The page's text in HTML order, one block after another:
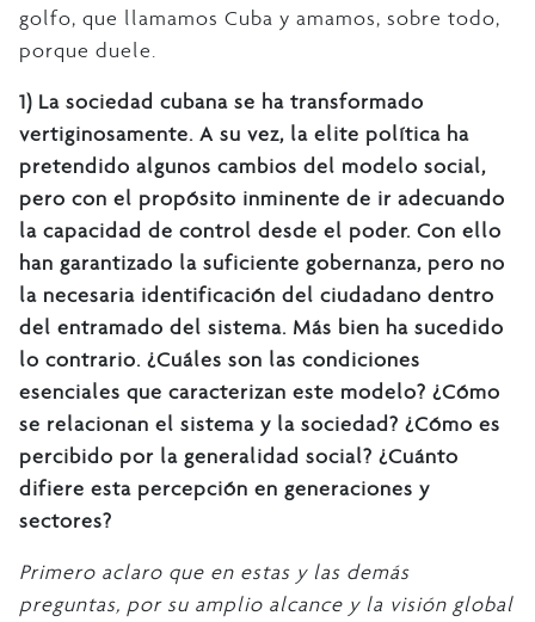
golfo, que llamamos Cuba y amamos, sobre todo,
porque duele.
1) La sociedad cubana se ha transformado
vertiginosamente. A su vez, la elite política ha
pretendido algunos cambios del modelo social,
pero con el propósito inminente de ir adecuando
la capacidad de control desde el poder. Con ello
han garantizado la suficiente gobernanza, pero no
la necesaria identificación del ciudadano dentro
del entramado del sistema. Más bien ha sucedido
lo contrario. ¿Cuáles son las condiciones
esenciales que caracterizan este modelo? ¿Cómo
se relacionan el sistema y la sociedad? ¿Cómo es
percibido por la generalidad social? ¿Cuánto
difiere esta percepción en generaciones y
sectores?
Primero aclaro que en estas y las demás
preguntas, por su amplio alcance y la visión global